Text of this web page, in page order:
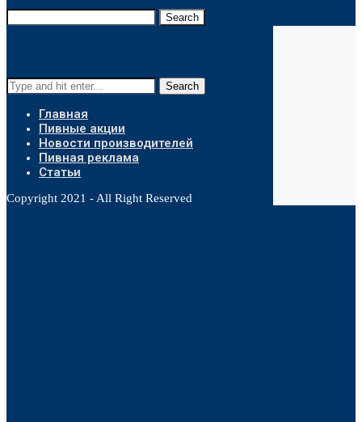
Search
Search
Главная
Пивные акции
Новости производителей
Пивная реклама
Статьи
Copyright 2021 - All Right Reserved